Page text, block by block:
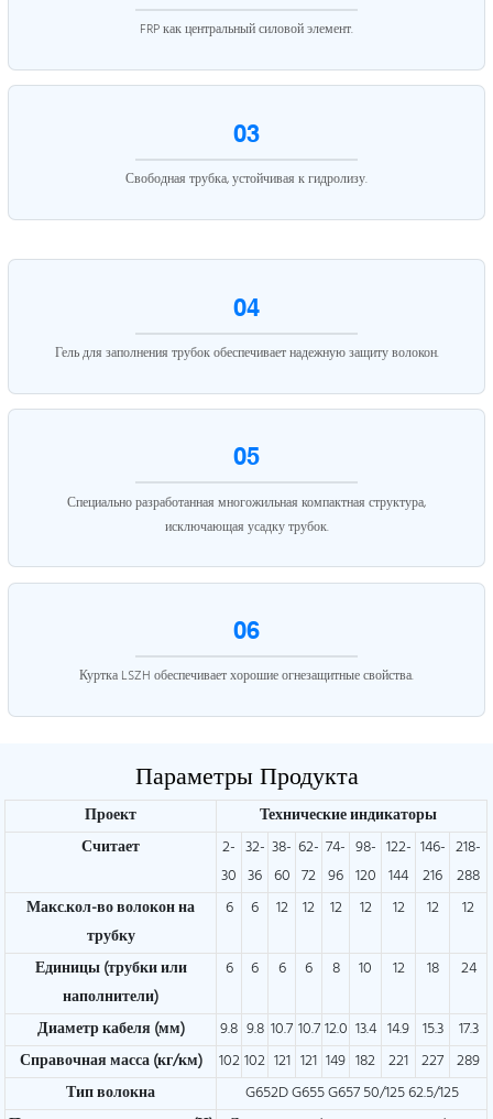
FRP как центральный силовой элемент.
03
Свободная трубка, устойчивая к гидролизу.
04
Гель для заполнения трубок обеспечивает надежную защиту волокон.
05
Специально разработанная многожильная компактная структура,
исключающая усадку трубок.
06
Куртка LSZH обеспечивает хорошие огнезащитные свойства.
Параметры Продукта
Проект
Технические индикаторы
Считает
2-
30
32-
36
38-
60
62-
72
74-
96
98-
120
122-
144
146-
216
218-
288
Макс.кол-во волокон на
трубку
6 6 12 12 12 12 12 12 12
Единицы (трубки или
наполнители)
6 6 6 6 8 10 12 18 24
Диаметр кабеля (мм) 9.8 9.8 10.7 10.712.0 13.4 14.9 15.3
17.3
Справочная масса (кг/км)
102102 121 121 149 182 221 227 289
Тип волокна
G652D G655 G657 50/125 62.5/125